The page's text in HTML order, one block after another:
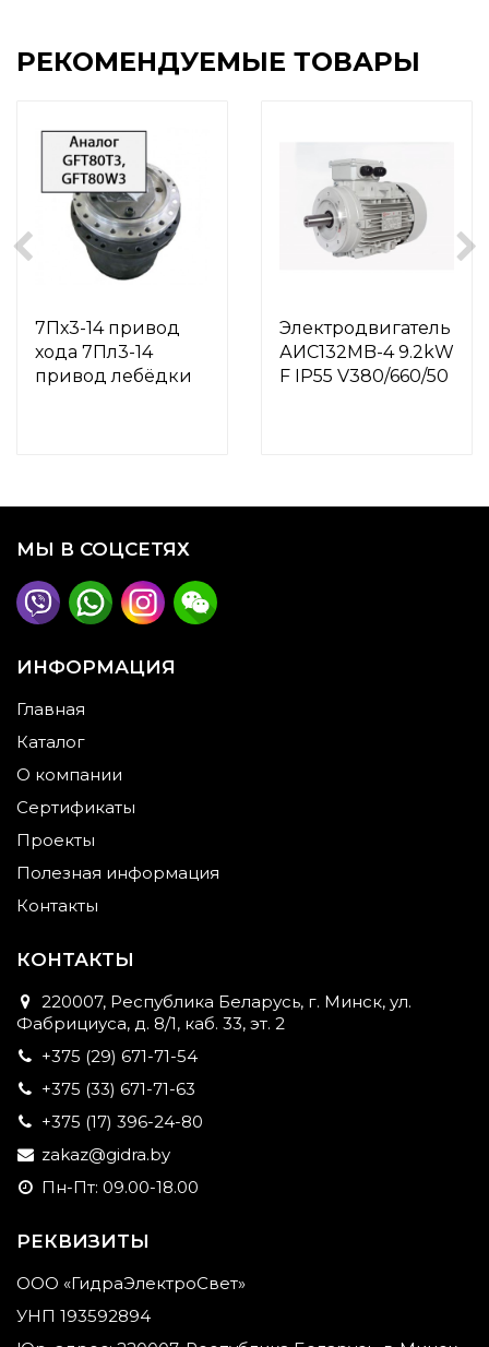
РЕКОМЕНДУЕМЫЕ ТОВАРЫ
7Пх3-14 привод
хода 7Пл3-14
привод лебёдки
Электродвигатель
АИС132MB-4 9.2kW
F IP55 V380/660/50
МЫ В СОЦСЕТЯХ
ИНФОРМАЦИЯ
Главная
Каталог
О компании
Сертификаты
Проекты
Полезная информация
Контакты
КОНТАКТЫ
220007, Республика Беларусь, г. Минск, ул.
Фабрициуса, д. 8/1, каб. 33, эт. 2
+375 (29) 671-71-54
+375 (33) 671-71-63
+375 (17) 396-24-80
zakaz@gidra.by
Пн-Пт: 09.00-18.00
РЕКВИЗИТЫ
ООО «ГидраЭлектроСвет»
УНП 193592894